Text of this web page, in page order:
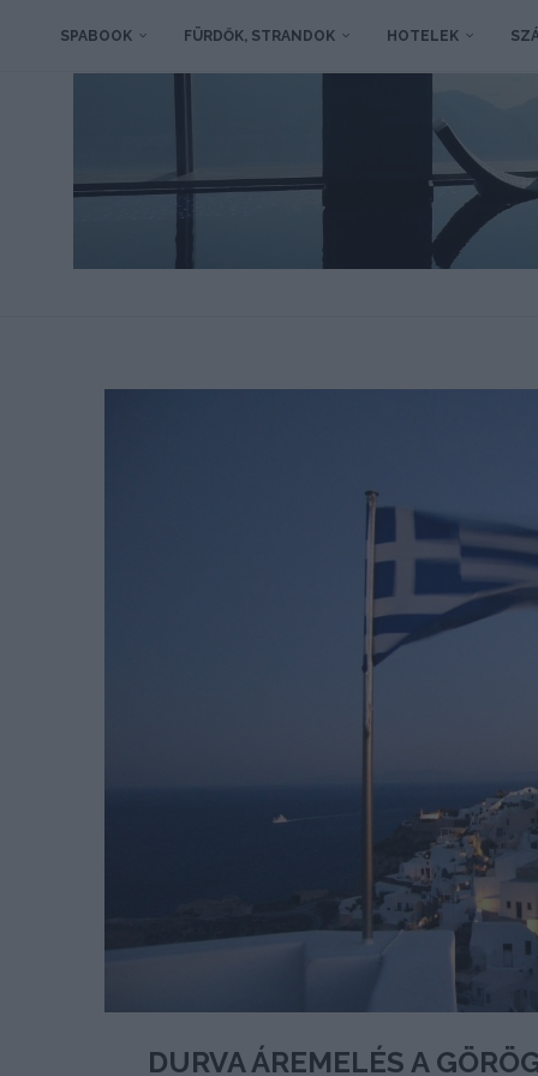
SPABOOK FÜRDŐK, STRANDOK HOTELEK
DURVA ÁREMELÉS A